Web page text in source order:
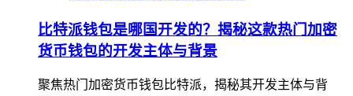
比特派钱包是哪国开发的？揭秘这款热门加密
货币钱包的开发主体与背景
聚焦热门加密货币钱包比特派，揭秘其开发主体与背